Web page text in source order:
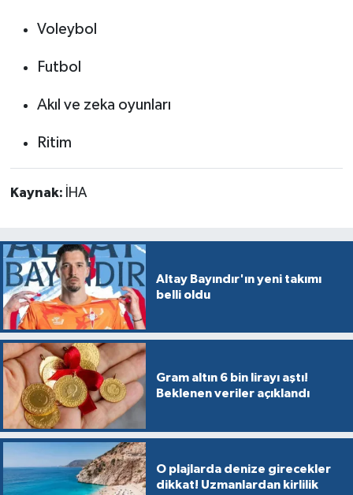
Voleybol
Futbol
Akıl ve zeka oyunları
Ritim
Kaynak: İHA
Altay Bayındır'ın yeni takımı
belli oldu
Gram altın 6 bin lirayı aştı!
Beklenen veriler açıklandı
O plajlarda denize girecekler
dikkat! Uzmanlardan kirlilik